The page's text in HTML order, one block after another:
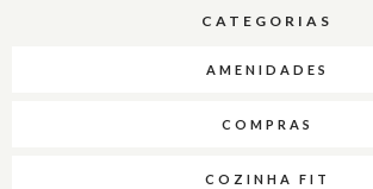
CATEGORIAS
AMENIDADES
COMPRAS
COZINHA FIT